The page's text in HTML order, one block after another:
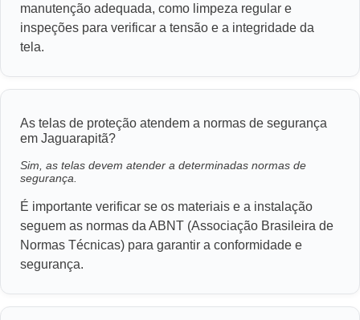
manutenção adequada, como limpeza regular e
inspeções para verificar a tensão e a integridade da
tela.
As telas de proteção atendem a normas de segurança
em Jaguarapitã?
Sim, as telas devem atender a determinadas normas de
segurança.
É importante verificar se os materiais e a instalação
seguem as normas da ABNT (Associação Brasileira de
Normas Técnicas) para garantir a conformidade e
segurança.